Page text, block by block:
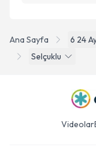
Ana Sayfa 6 24
Selçuklu
Videolar